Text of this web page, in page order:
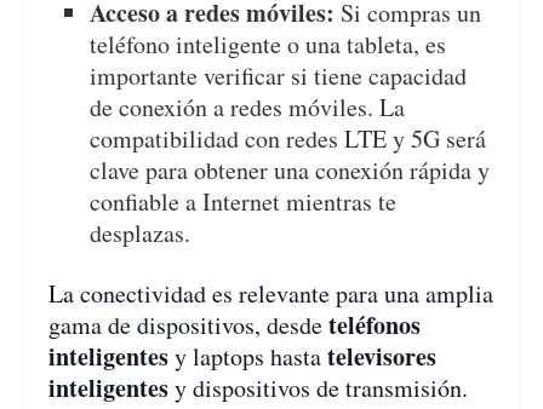
Acceso a redes móviles: Si compras un
teléfono inteligente o una tableta, es
importante verificar si tiene capacidad
de conexión a redes móviles. La
compatibilidad con redes LTE y 5G será
clave para obtener una conexión rápida y
confiable a Internet mientras te
desplazas.
La conectividad es relevante para una amplia
gama de dispositivos, desdeteléfonos
inteligentesy laptops hastatelevisores
inteligentesy dispositivos de transmisión.